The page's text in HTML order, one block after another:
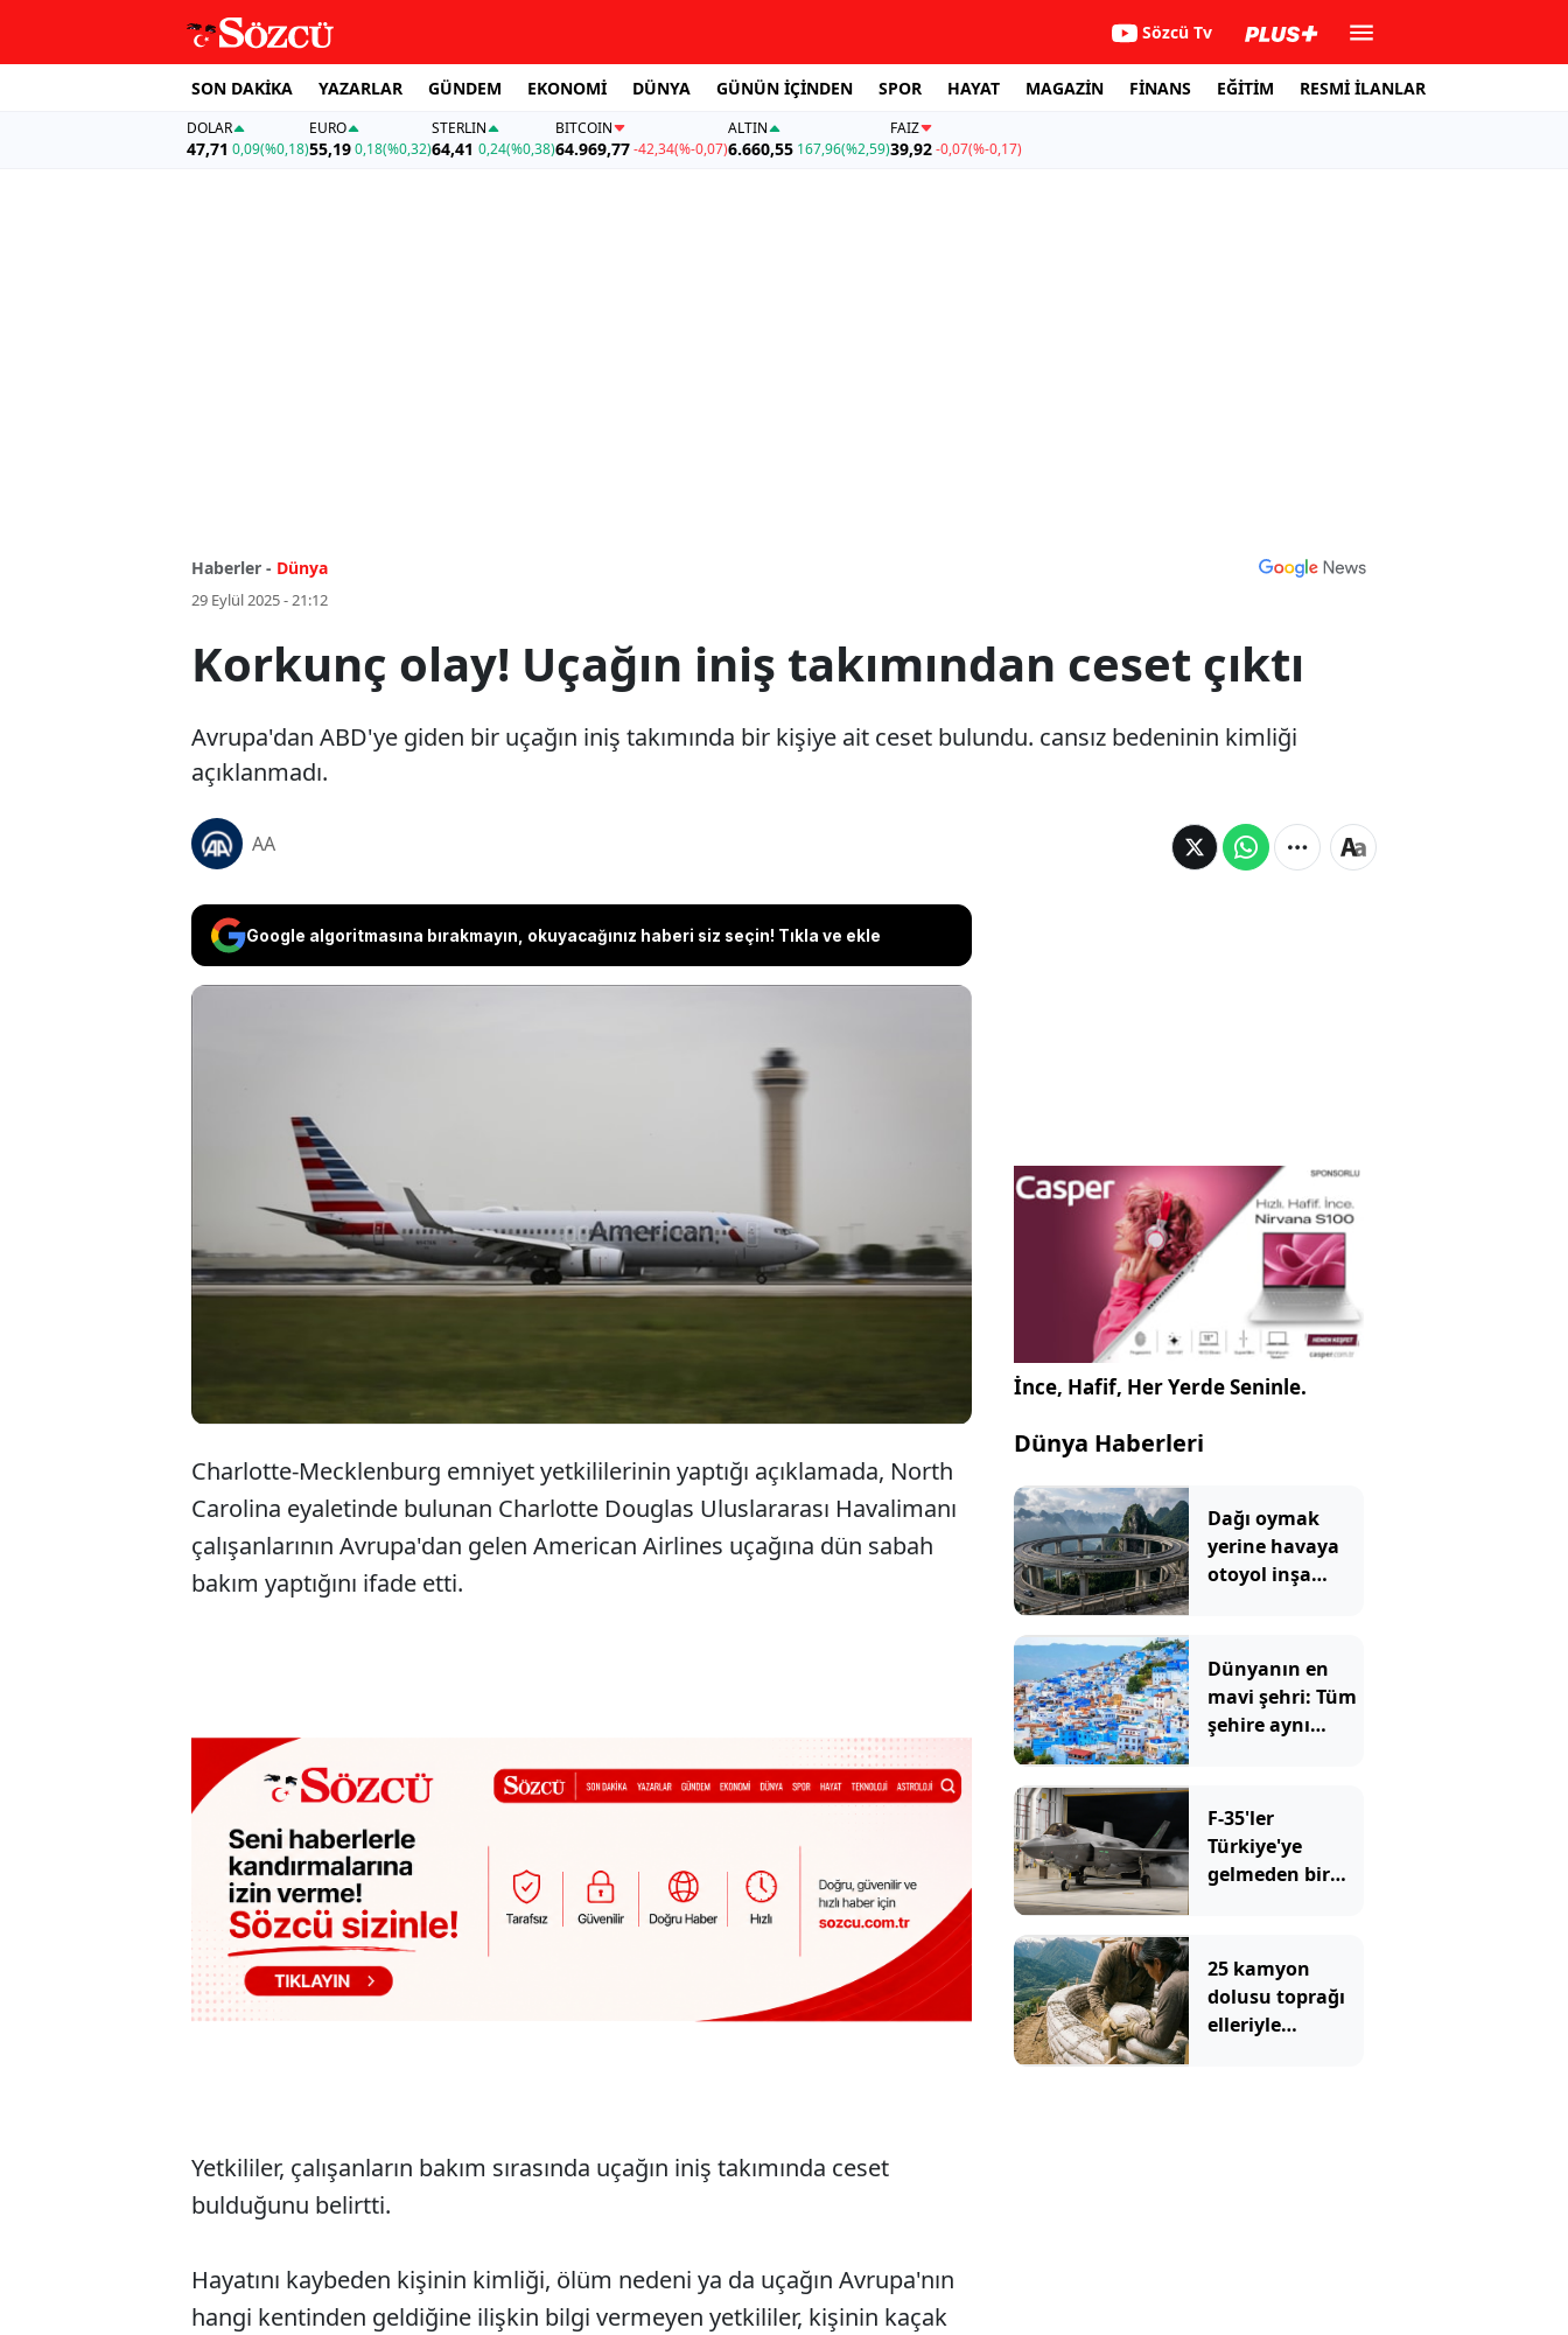
Sözcü Tv
SON DAKİKA YAZARLAR GÜNDEM EKONOMİ DÜNYA GÜNÜN İÇİNDEN SPOR HAYAT MAGAZİN FİNANS EĞİTİM RESMİ İLANLAR
DOLAR
47,71 0,09(%0,18)
EURO
55,19 0,18(%0,32)
STERLIN
64,41 0,24(%0,38)
BITCOIN
64.969,77-42,34(%-0,07)
ALTIN
6.660,55 167,96(%2,59)
FAİZ
39,92-0,07(%-0,17)
Haberler - Dünya
29 Eylül 2025 - 21:12
Korkunç olay! Uçağın iniş takımından ceset çıktı
Avrupa'dan ABD'ye giden bir uçağın iniş takımında bir kişiye ait ceset bulundu. cansız bedeninin kimliği
açıklanmadı.
AA
Google algoritmasına bırakmayın, okuyacağınız haberi siz seçin! Tıkla ve ekle
takımında bir kişiye ait ceset bulundu. cansız
bedeninin kimliği açıklanmadı.
Charlotte-Mecklenburg emniyet yetkililerinin yaptığı açıklamada, North
Carolina eyaletinde bulunan Charlotte Douglas Uluslararası Havalimanı
çalışanlarının Avrupa'dan gelen American Airlines uçağına dün sabah
bakım yaptığını ifade etti.
Yetkililer, çalışanların bakım sırasında uçağın iniş takımında ceset
bulduğunu belirtti.
Hayatını kaybeden kişinin kimliği, ölüm nedeni ya da uçağın Avrupa'nın
hangi kentinden geldiğine ilişkin bilgi vermeyen yetkililer, kişinin kaçak
İnce, Hafif, Her Yerde Seninle.
Dünya Haberleri
Dağı oymak
yerine havaya
otoyol inşa
Dünyanın en
mavi şehri: Tüm
şehire aynı
F-35'ler
Türkiye'ye
gelmeden bir
25 kamyon
dolusu toprağı
elleriyle